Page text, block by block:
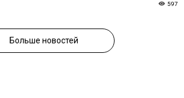
597
Больше новостей